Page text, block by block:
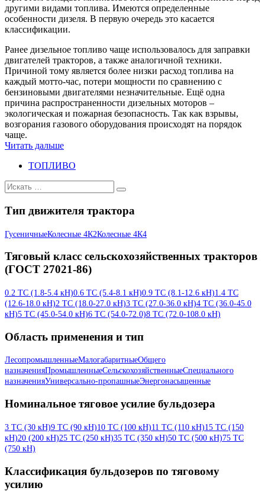
другими видами топлива. Имеются определенные
особенности дизеля. В первую очередь это касается
классификации.
Ранее дизельное топливо чаще использовалось для заправки
двигателей тракторов, а также аналогичной техники.
Причиной тому является более низки расход топлива на
каждый мотто-час, потери мощности по сравнению с
бензиновыми двигателями незначительные. Ещё одна
причина распространенности дизельных моторов –
экологическая и пожарная безопасность. Так как взрывы,
возгорания газового оборудования происходят на порядок
чаще.
Читать дальше
ТОПЛИВО
Искать:
Тип движителя трактора
ГусеничныеКолесные 4К2Колесные 4К4
Тяговый класс сельскохозяйственных тракторов
(ГОСТ 27021-86)
0.2 ТС (1.8-5.4 кН)0.6 ТС (5.4-8.1 кН)0.9 ТС (8.1-12.6 кН)1.4 ТС
(12.6-18.0 кН)2 ТС (18.0-27.0 кН)3 ТС (27.0-36.0 кН)4 ТС (36.0-45.0
кН)5 ТС (45.0-54.0 кН)6 ТС (54.0-72.0)8 ТС (72.0-108.0 кН)
Область применения и тип
ЛесопромышленныеМалогабаритныеОбщего
назначенияПромышленныеСельскохозяйственныеСпециального
назначенияУниверсально-пропашныеЭнергонасыщенные
Номинальное тяговое усилие бульдозера
3 ТС (30 кН)9 ТС (90 кН)10 ТС (100 кН)11 ТС (110 кН)15 ТС (150
кН)20 (200 кН)25 ТС (250 кН)35 ТС (350 кН)50 ТС (500 кН)75 ТС
(750 кН)
Классификация бульдозеров по тяговому
усилию